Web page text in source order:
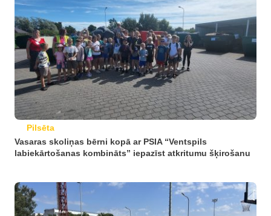
Pilsēta
Vasaras skoliņas bērni kopā ar PSIA “Ventspils
labiekārtošanas kombināts” iepazīst atkritumu šķirošanu